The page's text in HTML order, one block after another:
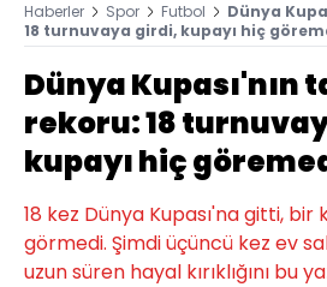
Haberler Spor Futbol
Dünya
18 turnuvaya girdi, kupayı hiç
Dünya Kupası'nın
rekoru: 18
kupayı hiç
18 kez Dünya Kupası'na gitti, bir
görmedi. Şimdi üçüncü kez ev
uzun süren hayal kırıklığını bu